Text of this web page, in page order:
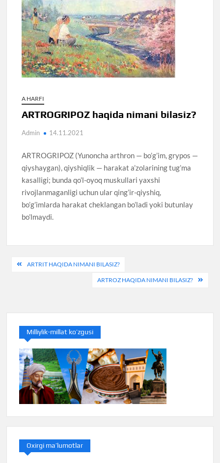
A HARFI
ARTROGRIPOZ haqida nimani bilasiz?
Admin 14.11.2021
ARTROGRIPOZ (Yunoncha arthron — bo’g’im, grypos —
qiyshaygan), qiyshiqlik — harakat a’zolarining tug’ma
kasalligi; bunda qo’l-oyoq muskullari yaxshi
rivojlanmaganligi uchun ular qing’ir-qiyshiq,
bo’g’imlarda harakat cheklangan bo’ladi yoki butunlay
bo’lmaydi.
PostARTRIT HAQIDA NIMANI BILASIZ?
ARTROZ HAQIDA NIMANI BILASIZ?
Milliylik-millat ko’zgusi
Oxirgi ma’lumotlar